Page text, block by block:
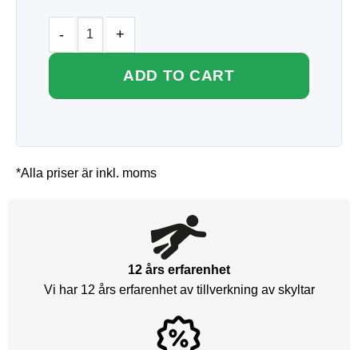
ADD TO CART
*Alla priser är inkl. moms
12 års erfarenhet
Vi har 12 års erfarenhet av tillverkning av skyltar